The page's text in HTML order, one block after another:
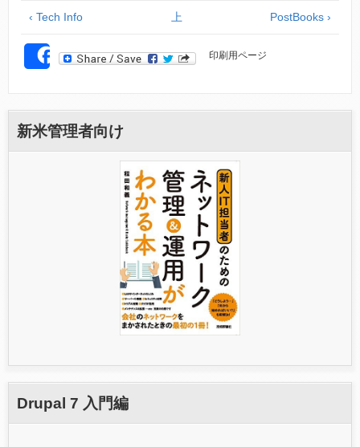
‹ Tech Info
上 PostBooks ›
SHARE 印刷用ページ
新米管理者向け
Drupal 7 入門編